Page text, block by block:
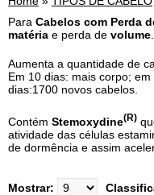
Para Cabelos com Perda
matéria e perda de volume
Aumenta a quantidade de
Em 10 dias: mais corpo;
dias:1700 novos cabelos.
Contém Stemoxydine(R)
atividade das células
de dormência e assim
Mostrar: